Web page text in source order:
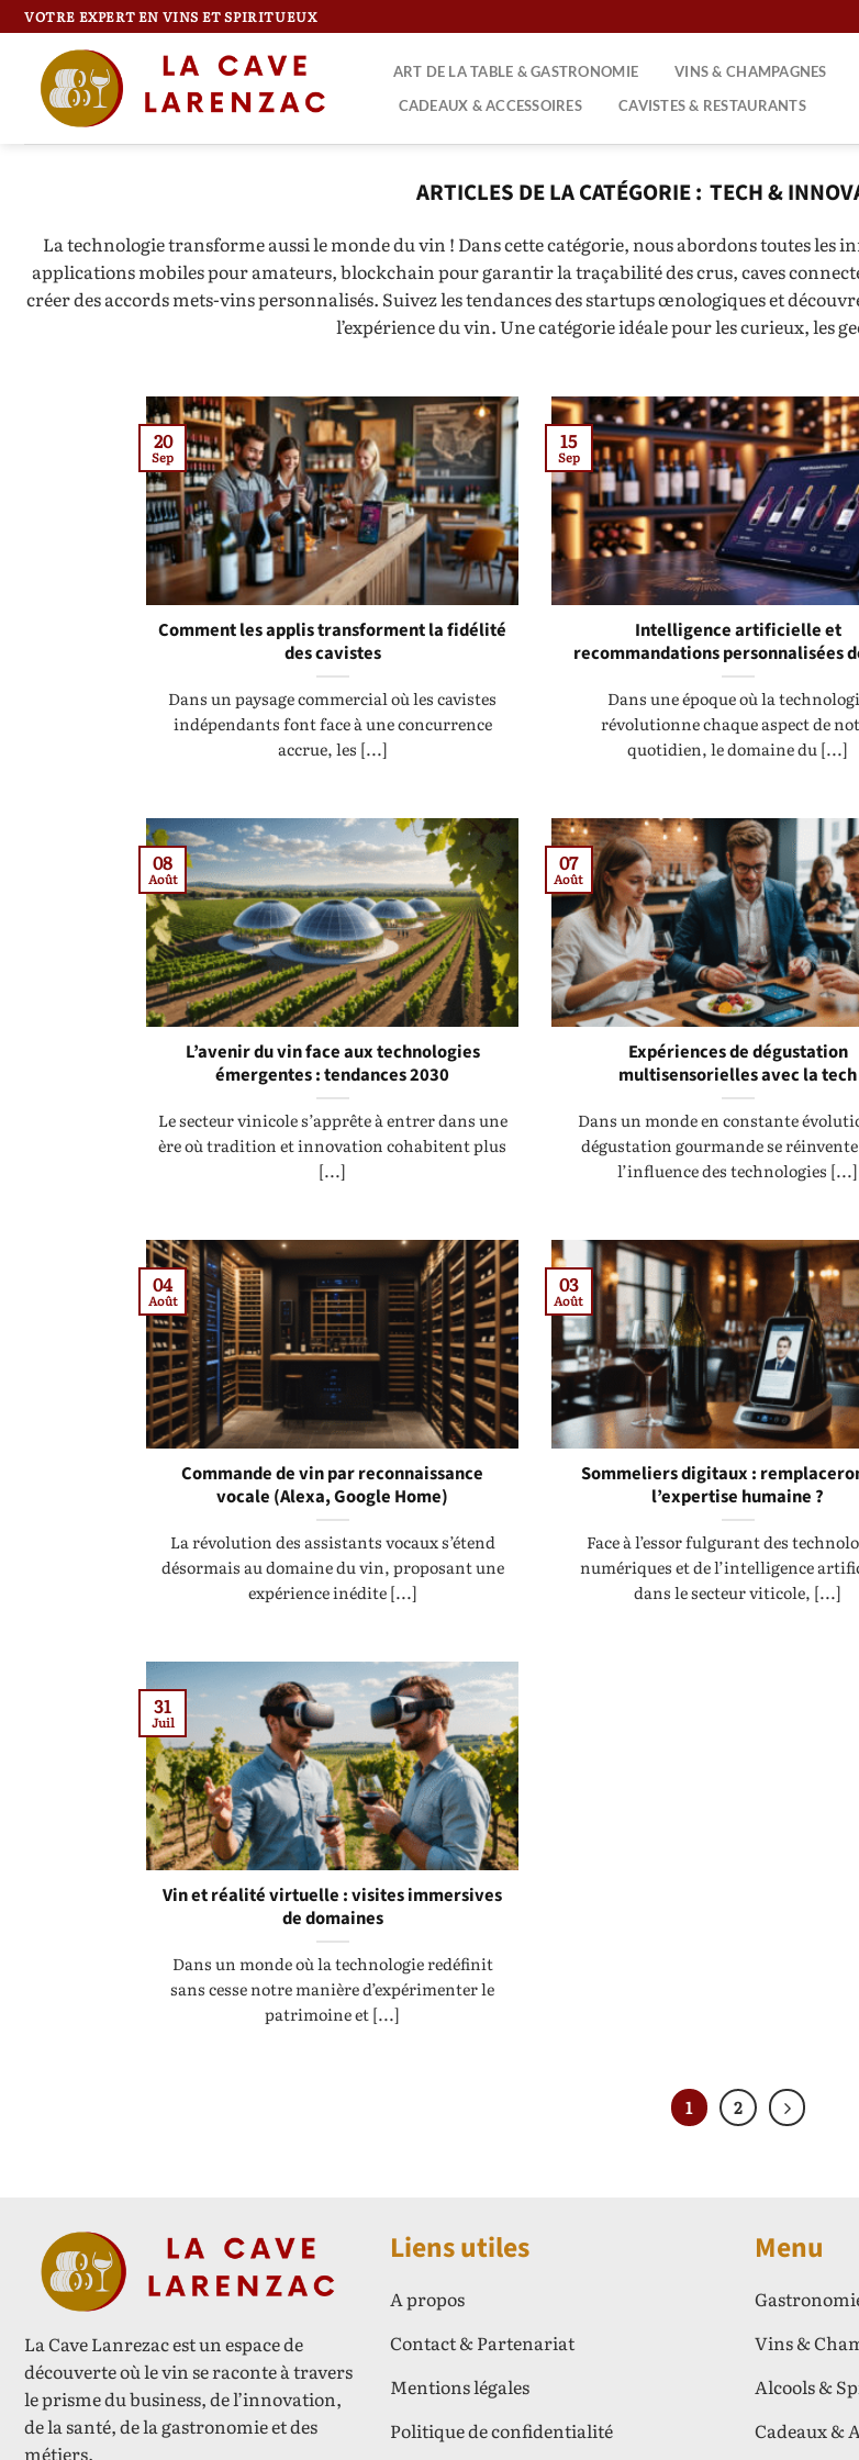
Passer
au
contenu
VOTRE EXPERT EN VINS ET SPIRITUEUX
ART DE LA TABLE & GASTRONOMIE VINS & CHAMPAGNES
CADEAUX & ACCESSOIRES
CAVISTES & RESTAURANTS
TECH &
La technologie transforme aussi le monde du vin ! Dans cette catégorie, nous abordons toutes
applications mobiles pour amateurs, blockchain pour garantir la traçabilité des crus, caves
créer des accords mets-vins personnalisés. Suivez les tendances des startups œnologiques et
l’expérience du vin. Une catégorie idéale pour les curieux, les
Comment les applis transforment la fidélité
des cavistes
Dans un paysage commercial où les cavistes
indépendants font face à une concurrence
accrue, les [...]
20
Sep
Intelligence artificielle et
recommandations personnalisées
Dans une époque où la
révolutionne chaque aspect de
quotidien, le domaine du [...]
15
Sep
L’avenir du vin face aux technologies
émergentes : tendances 2030
Le secteur vinicole s’apprête à entrer dans une
ère où tradition et innovation cohabitent plus
[...]
08
Août
Expériences de dégustation
multisensorielles avec la tech
Dans un monde en constante
dégustation gourmande se réinvente
l’influence des technologies [...]
07
Août
Commande de vin par reconnaissance
vocale (Alexa, Google Home)
La révolution des assistants vocaux s’étend
désormais au domaine du vin, proposant une
expérience inédite [...]
04
Août
Sommeliers digitaux :
l’expertise humaine ?
Face à l’essor fulgurant des
numériques et de l’intelligence
dans le secteur viticole, [...]
03
Août
Vin et réalité virtuelle : visites immersives
de domaines
Dans un monde où la technologie redéfinit
sans cesse notre manière d’expérimenter le
patrimoine et [...]
31
Juil
1 2
La Cave Lanrezac est un espace de
découverte où le vin se raconte à travers
le prisme du business, de l’innovation,
de la santé, de la gastronomie et des
métiers.
Liens utiles
A propos
Contact & Partenariat
Mentions légales
Politique de confidentialité
Menu
Vins &
Alcools &
Cadeaux &